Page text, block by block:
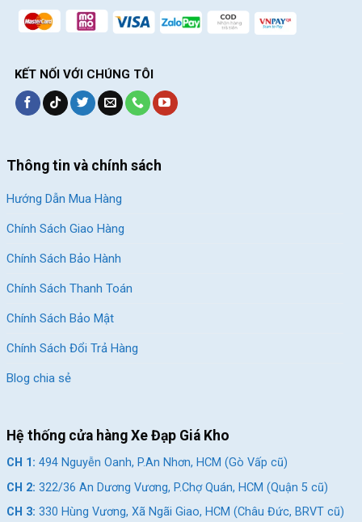
KẾT NỐI VỚI CHÚNG TÔI
Thông tin và chính sách
Hướng Dẫn Mua Hàng
Chính Sách Giao Hàng
Chính Sách Bảo Hành
Chính Sách Thanh Toán
Chính Sách Bảo Mật
Chính Sách Đổi Trả Hàng
Blog chia sẻ
Hệ thống cửa hàng Xe Đạp Giá Kho
CH 1: 494 Nguyễn Oanh, P.An Nhơn, HCM (Gò Vấp cũ)
CH 2: 322/36 An Dương Vương, P.Chợ Quán, HCM (Quận 5 cũ)
CH 3: 330 Hùng Vương, Xã Ngãi Giao, HCM (Châu Đức, BRVT cũ)